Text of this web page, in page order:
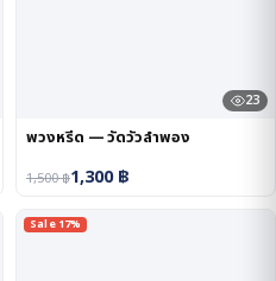
23
พวงหรีด — วัดวัวลำพอง
1,500฿1,300฿
Sale 17%